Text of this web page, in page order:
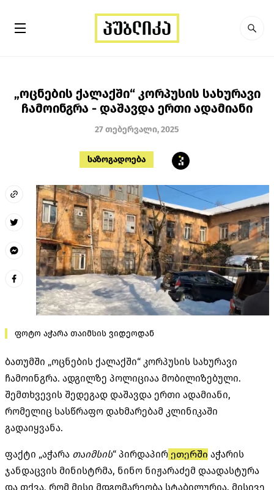
„ოცნების ქალაქში“ კორპუსის სახურავი
ჩამოინგრა - დაშავდა ერთი ადამიანი
27 თებერვალი, 2025
საზოგადოება
ფოტო აჭარა თაიმსის ვიდეოდან
ბათუმში „ოცნების ქალაქში“ კორპუსის სახურავი
ჩამოინგრა. ადგილზე პოლიციაა მობილიზებული.
შემთხვევის შედეგად დაშავდა ერთი ადამიანი,
რომელიც სასწრაფო დახმარებამ კლინიკაში
გადაიყვანა.
ფაქტი „აჭარა თაიმსის“ პირდაპირ ეთერში აჭარის
ჯანდაცვის მინისტრმა, ნინო ნიჟარაძემ დაადასტურა
და თქვა, რომ მისი მდგომარეობა სტაბილურია. მისივე